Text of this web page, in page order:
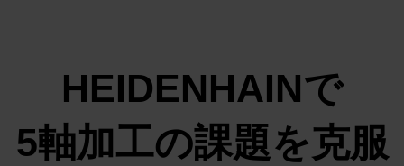
HEIDENHAINで
5軸加工の課題を克服